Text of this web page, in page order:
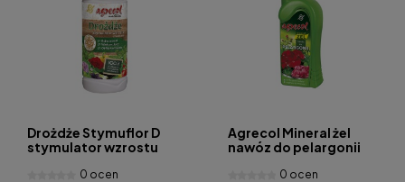
Drożdże Stymuflor D
stymulator wzrostu
0 ocen
Agrecol Mineral żel
nawóz do pelargonii
0 ocen